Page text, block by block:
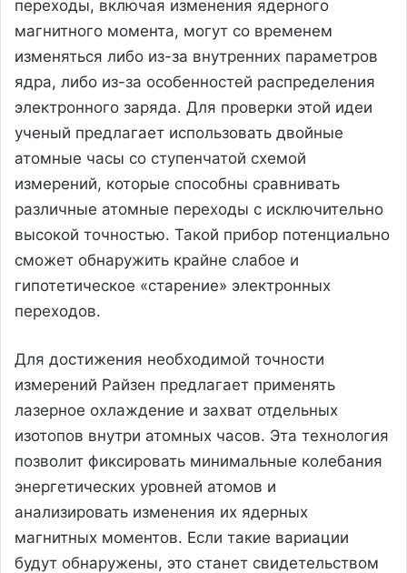
переходы, включая изменения ядерного
магнитного момента, могут со временем
изменяться либо из-за внутренних параметров
ядра, либо из-за особенностей распределения
электронного заряда. Для проверки этой идеи
ученый предлагает использовать двойные
атомные часы со ступенчатой схемой
измерений, которые способны сравнивать
различные атомные переходы с исключительно
высокой точностью. Такой прибор потенциально
сможет обнаружить крайне слабое и
гипотетическое «старение» электронных
переходов.
Для достижения необходимой точности
измерений Райзен предлагает применять
лазерное охлаждение и захват отдельных
изотопов внутри атомных часов. Эта технология
позволит фиксировать минимальные колебания
энергетических уровней атомов и
анализировать изменения их ядерных
магнитных моментов. Если такие вариации
будут обнаружены, это станет свидетельством